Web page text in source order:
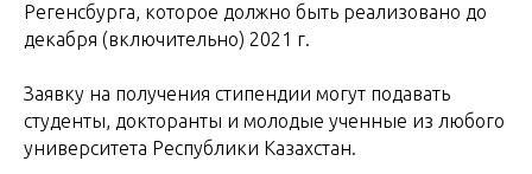
Регенсбурга, которое должно быть реализовано до
декабря (включительно) 2021 г.
Заявку на получения стипендии могут подавать
студенты, докторанты и молодые ученные из любого
университета Республики Казахстан.